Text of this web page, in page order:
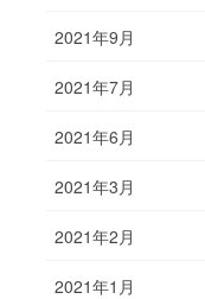
2021年9月
2021年7月
2021年6月
2021年3月
2021年2月
2021年1月